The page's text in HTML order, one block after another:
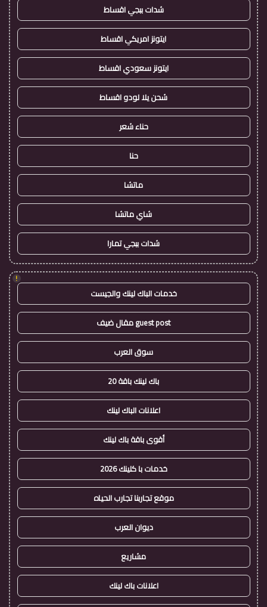
شدات ببجي اقساط
ايتونز امريكي اقساط
ايتونز سعودي اقساط
شحن يلا لودو اقساط
حناء شعر
حنا
ماتشا
شاي ماتشا
شدات ببجي تمارا
!
خدمات الباك لينك والجيست
guest post مقال ضيف
سوق العرب
باك لينك باقة 20
اعلانات الباك لينك
أقوى باقة باك لينك
خدمات با كلينك 2026
موقع تجاربنا تجارب الحياه
ديوان العرب
مشاريع
اعلانات باك لينك